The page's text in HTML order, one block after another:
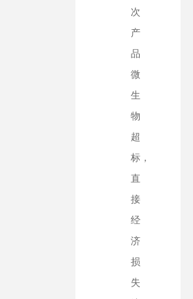
次
产
品
微
生
物
超
标，
直
接
经
济
损
失